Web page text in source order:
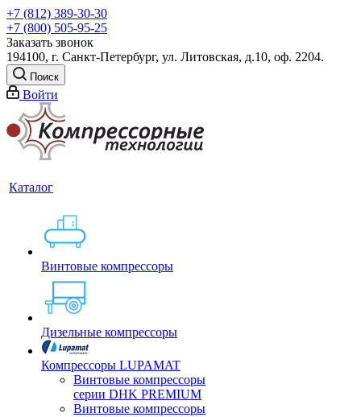
+7 (812) 389-30-30
+7 (800) 505-95-25
Заказать звонок
194100, г. Санкт-Петербург, ул. Литовская, д.10, оф. 2204.
Поиск
Войти
Каталог
Винтовые компрессоры
Дизельные компрессоры
Компрессоры LUPAMAT
Винтовые компрессоры
серии DHK PREMIUM
Винтовые компрессоры